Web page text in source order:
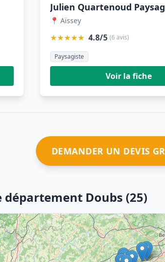
Julien Quartenoud
📍 Aïssey
★★★★★ 4.8/5 (6 avis)
Paysagiste
Voir la fiche
DEMANDER UN DEVIS
département Doubs (25)